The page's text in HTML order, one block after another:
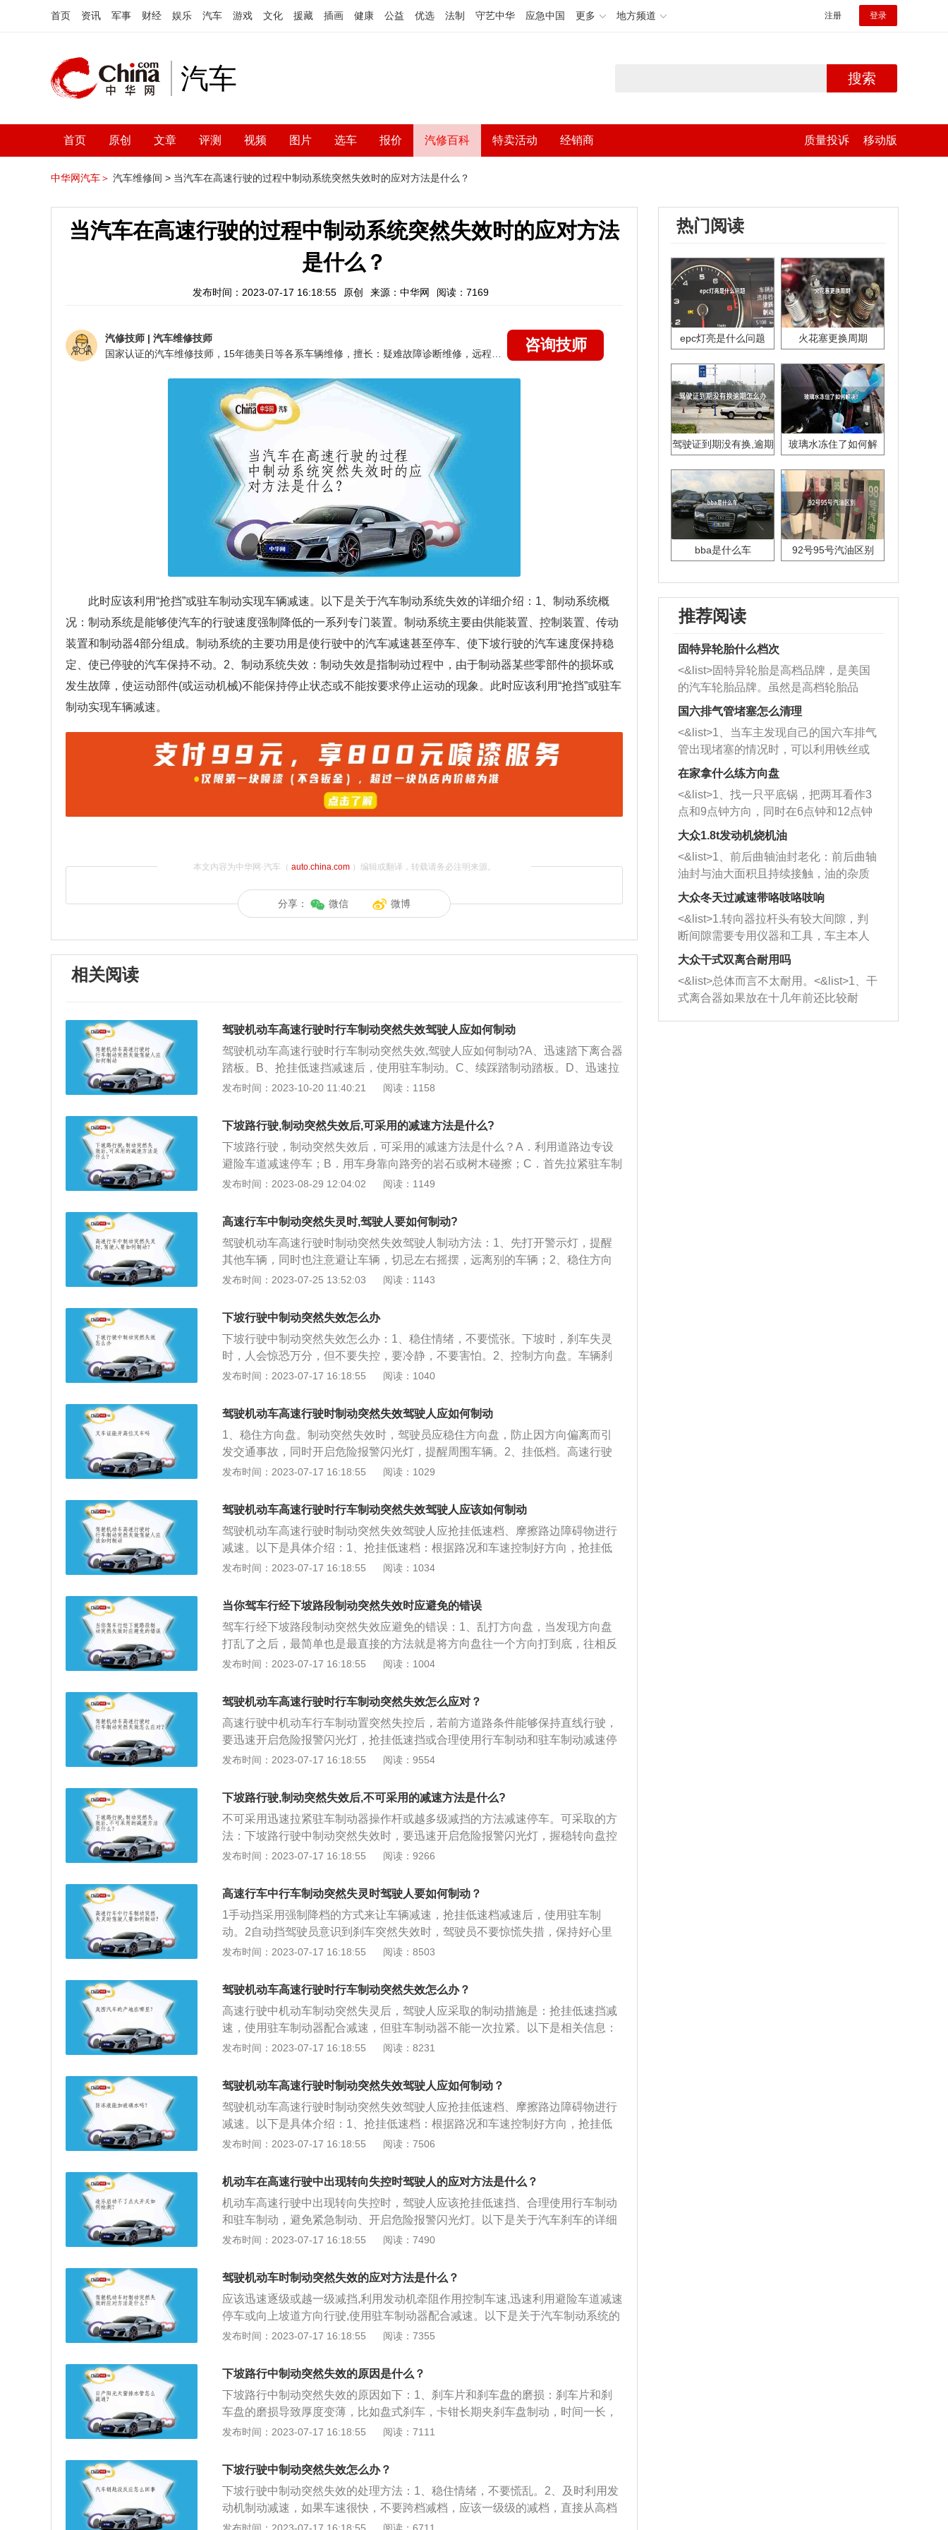
首页 资讯 军事 财经 娱乐 汽车 游戏 文化 援藏 插画 健康 公益 优选 法制 守艺中华 应急中国 更多 地方频道 注册 登录
汽车 搜索
首页 原创 文章 评测 视频 图片 选车 报价 汽修百科 特卖活动 经销商 质量投诉 移动版
中华网汽车＞ 汽车维修间 > 当汽车在高速行驶的过程中制动系统突然失效时的应对方法是什么？
当汽车在高速行驶的过程中制动系统突然失效时的应对方法
是什么？
发布时间：2023-07-17 16:18:55 原创 来源：中华网 阅读：7169
汽修技师 | 汽车维修技师
咨询技师
此时应该利用“抢挡”或驻车制动实现车辆减速。以下是关于汽车制动系统失效的详细介绍：1、制动系统概
况：制动系统是能够使汽车的行驶速度强制降低的一系列专门装置。制动系统主要由供能装置、控制装置、传动
装置和制动器4部分组成。制动系统的主要功用是使行驶中的汽车减速甚至停车、使下坡行驶的汽车速度保持稳
定、使已停驶的汽车保持不动。2、制动系统失效：制动失效是指制动过程中，由于制动器某些零部件的损坏或
发生故障，使运动部件(或运动机械)不能保持停止状态或不能按要求停止运动的现象。此时应该利用“抢挡”或驻车
制动实现车辆减速。
本文内容为中华网·汽车（ auto.china.com）编辑或翻译，转载请务必注明来源。
分享： 微信 微博
相关阅读
驾驶机动车高速行驶时行车制动突然失效驾驶人应如何制动
驾驶机动车高速行驶时行车制动突然失效,驾驶人应如何制动?A、迅速踏下离合器
踏板。B、抢挂低速挡减速后，使用驻车制动。C、续踩踏制动踏板。D、迅速拉
紧驻车制动器操纵杆。答案：B。分析：高速行驶中机动车制动突然失灵后，驾
制动器不能一次拉紧。驾驶机动车高速行驶时行车制动突然失效应该这样做：
1、握稳方向并开启危险报警闪光，使用抢挂低速挡的方式或驻车制动器来减
速。2、控制方向盘并保持直线行驶，减速靠边停车。在普通道路上如果制动失
灵，首先控制好方向并且快速地将变速器挂入一挡同时注意观察。3、如果有条
件应变道绕过前方障碍物，如果没有条件不可以强行变道，在一挡时如果发觉汽
发布时间：2023-10-20 11:40:21 阅读：1158
下坡路行驶,制动突然失效后,可采用的减速方法是什么?
下坡路行驶，制动突然失效后，可采用的减速方法是什么？A．利用道路边专设
避险车道减速停车；B．用车身靠向路旁的岩石或树木碰擦；C．首先拉紧驻车制
动；D．抢挂低速档。答案A,B,D。这四个选项中，除了选项C可能会造成车子侧
制动突然失效后,不可采用的减速方法是拉紧驻车制动。
发布时间：2023-08-29 12:04:02 阅读：1149
高速行车中制动突然失灵时,驾驶人要如何制动?
驾驶机动车高速行驶时制动突然失效驾驶人制动方法：1、先打开警示灯，提醒
其他车辆，同时也注意避让车辆，切忌左右摇摆，远离别的车辆；2、稳住方向
盘。制动突然失效时，驾驶员应稳住方向盘；3、挂低挡。高速行驶中机动车制
使用手刹。手动挡车型可以利用发动机制动配合手刹减速，在挡位挂到1挡后，
按住手刹前方的按钮，连续多次拉手刹；5、进入紧急避险车道。如果是在下坡
路段发生刹车失灵，可以把车辆驶入车道旁设置的紧急避险车道，紧急避险车道
内的沙石和起伏路面可以帮助车辆减速；6、摩擦障碍物。可以用车辆的保险
杠、车厢等钢性部位去摩擦路边的天然障碍物，比如岩石、大树或土坡，在发生
会造成后轮抱死，导致车辆侧滑或翻车。拉手刹的同时，要稳住方向盘，否则车
辆会发生漂移。
发布时间：2023-07-25 13:52:03 阅读：1143
下坡行驶中制动突然失效怎么办
下坡行驶中制动突然失效怎么办：1、稳住情绪，不要慌张。下坡时，刹车失灵
时，人会惊恐万分，但不要失控，要冷静，不要害怕。2、控制方向盘。车辆刹
车失灵时，一定要握紧方向盘，不要左右徘徊，保持车辆直线行驶，尽可能在路
灵，第一时间打开双闪警示灯，警告其他车辆自己的车辆失灵，让后面的车离你
远远的。4、强拉手刹降速。发现刹车失灵的时候，可以适当使用手刹让速度降
下来。5、强制减档降速。自动挡直接踩死刹车，有ABS功能的可以激活；手动
挡挂入低挡来降速。6、紧急避险车道。如果在高速上尽快找到紧急避险车道，
一般20-50公里会有一个。7、摩擦障碍物降速。寻找路边障碍物(如岩石或树木)
灵后，可以开上缓冲坡缓冲停车。
发布时间：2023-07-17 16:18:55 阅读：1040
驾驶机动车高速行驶时制动突然失效驾驶人应如何制动
1、稳住方向盘。制动突然失效时，驾驶员应稳住方向盘，防止因方向偏离而引
发交通事故，同时开启危险报警闪光灯，提醒周围车辆。2、挂低档。高速行驶
中机动车制动突然失效后，驾驶人应该挂低档，发动机的牵引阻力就会帮助车辆
到1档后，按住手刹前方的按钮，连续多次拉手刹。4、进入紧急避险车道。如果
是在下坡路段发生刹车失灵，可以把车辆驶入车道旁设置的紧急避险车道，紧急
避险车道内的沙石和起伏路面可以帮助车辆减速。5、摩擦障碍物。可以用车辆
的保险杠、车厢等钢性部位去摩擦路边的天然障碍物，比如岩石、大树或土坡，
在发生碰撞后，可以强行停车脱险，但是会损坏车辆。不能一次性拉紧手刹，否
车辆会发生漂移。经过较长的下坡路段，刹车片过热，就会造成刹车失灵。如果
车辆严重超载，车辆负荷较重，下坡时惯性大，也会导致刹车失灵。
发布时间：2023-07-17 16:18:55 阅读：1029
驾驶机动车高速行驶时行车制动突然失效驾驶人应该如何制动
驾驶机动车高速行驶时制动突然失效驾驶人应抢挂低速档、摩擦路边障碍物进行
减速。以下是具体介绍：1、抢挂低速档：根据路况和车速控制好方向，抢挂低
速挡。这样，发动机会有很大的牵引阻力使车速迅速降低。挂低速档减速后，使
障碍物(岩石、大树或土坡)摩擦、碰撞，达到强行停车脱险，尽可能地减少事故
损失。
发布时间：2023-07-17 16:18:55 阅读：1034
当你驾车行经下坡路段制动突然失效时应避免的错误
驾车行经下坡路段制动突然失效应避免的错误：1、乱打方向盘，当发现方向盘
打乱了之后，最简单也是最直接的方法就是将方向盘往一个方向打到底，往相反
的方向再回一圈半就能回正方向盘了；2、握不住方向盘，双手分别放在方向盘
脚跟为轴，用前脚掌果断地将离合器踏板踩到底，使离合器彻底分离。在松开离
合器踏板时，先轻踩油门将发动机转速控制在每分钟1000转左右，再将离合器踏
板快速松开一点，当感觉有轻微抖动时，脚在离合器上要停顿2到3秒钟。然后根
据发动机转速逐渐踩下油门踏板，使汽车平稳起步，然后再将离合器踏板慢慢松
开。4、采用迅速拉紧驻车制动器操作杆的方法减速停车。在不得已的情况下，
遇见刹车出现意外，要懂得反复地多踩压几回刹车。制动失灵的判断与排除：
1、连续踩下制动踏板，如踏板逐渐升高且有弹性感觉，但稍停一会后再踩踏板
时仍然很低，即为制动系统内有空气，这时应对制动系统进行排气；2、一脚制
动间隙过大。应调整踏板自由行程，而后检查制动器间隙，必要时进行制动器解
发布时间：2023-07-17 16:18:55 阅读：1004
驾驶机动车高速行驶时行车制动突然失效怎么应对？
高速行驶中机动车行车制动置突然失控后，若前方道路条件能够保持直线行驶，
要迅速开启危险报警闪光灯，抢挂低速挡或合理使用行车制动和驻车制动减速停
车，避免紧急制动。刹车方法：上坡刹车失灵：上坡时出现刹车失灵，应适时减
全一面，并打开大灯和紧急信号灯，引起前后车辆的注意。下坡刹车失灵：下坡
刹车失灵，不能利用车辆本身的机构控制车速时，驾驶员应果断地利用天然障碍
物给汽车造成阻力。如果一时找不到合适的地形、物体可以利用，紧急情况下可
将车身的一侧向山边拢，以摩擦来增加阻力，逐渐地降低车速。控制好方向：根
据路况和车速控制好方向，脱开高速挡，同时迅速轰一脚空油，将高速挡换入低
发布时间：2023-07-17 16:18:55 阅读：9554
下坡路行驶,制动突然失效后,不可采用的减速方法是什么?
不可采用迅速拉紧驻车制动器操作杆或越多级减挡的方法减速停车。可采取的方
法：下坡路行驶中制动突然失效时，要迅速开启危险报警闪光灯，握稳转向盘控
制方向，抢挂低速挡减速，使用驻车制动器配合减速，但驻车制动器不能一次拉
减速停车或向上坡道方向行驶。下坡行驶中制动突然失效时，在不得已的情况
下，可将车身靠向山坡、路旁的岩石、树木或护栏碰擦，迫使机动车减速停车。
下坡时注意事项：汽车下坡时，速度越来越快，应用制动减速的频率越来越高，
驾驶员应根据不同的情况，采取不同的制动方法，安全顺利的驶离下坡路。当汽
车接近下坡时，应松开加速踏板，并将脚放在制动踏板上准备制动。下长坡时，
发布时间：2023-07-17 16:18:55 阅读：9266
高速行车中行车制动突然失灵时驾驶人要如何制动？
1手动挡采用强制降档的方式来让车辆减速，抢挂低速档减速后，使用驻车制
动。2自动挡驾驶员意识到刹车突然失效时，驾驶员不要惊慌失措，保持好心里
状态，可以轻拉手刹制动。
发布时间：2023-07-17 16:18:55 阅读：8503
驾驶机动车高速行驶时行车制动突然失效怎么办？
高速行驶中机动车制动突然失灵后，驾驶人应采取的制动措施是：抢挂低速挡减
速，使用驻车制动器配合减速，但驻车制动器不能一次拉紧。以下是相关信息：
1、制动器：制动器就是刹车。制动器分为行车制动器（脚刹），驻车制动器
便于在前进的过程中减速停车。不单是使汽车保持不动。若行车制动失灵时才采
用驻车制动。当车停稳后，就要使用驻车制动（手刹），防止车辆前滑和后溜。
发布时间：2023-07-17 16:18:55 阅读：8231
驾驶机动车高速行驶时制动突然失效驾驶人应如何制动？
驾驶机动车高速行驶时制动突然失效驾驶人应抢挂低速档、摩擦路边障碍物进行
减速。以下是具体介绍：1、抢挂低速档：根据路况和车速控制好方向，抢挂低
速挡。这样，发动机会有很大的牵引阻力使车速迅速降低。挂低速档减速后，使
障碍物(岩石、大树或土坡)摩擦、碰撞，达到强行停车脱险，尽可能地减少事故
发布时间：2023-07-17 16:18:55 阅读：7506
机动车在高速行驶中出现转向失控时驾驶人的应对方法是什么？
机动车高速行驶中出现转向失控时，驾驶人应该抢挂低速挡、合理使用行车制动
和驻车制动，避免紧急制动、开启危险报警闪光灯。以下是关于汽车刹车的详细
介绍：1、刹车：刹车,也称为制动，是指使运行中的机车、车辆及其他运输工具
置，又名减速器。2、刹车系统：刹车系统由操控系统、液压系统和助力系统组
成。操控系统即为踏板，手刹等。液压系统由液压油、刹车泵、液压油管组成。
助力系统即为真空助力泵。电子控制系统由ABS泵、ABS传感器、ABS电脑组
成。执行系统由刹车钳、刹车片、刹车盘组成。
发布时间：2023-07-17 16:18:55 阅读：7490
驾驶机动车时制动突然失效的应对方法是什么？
应该迅速逐级或越一级减挡,利用发动机牵阻作用控制车速,迅速利用避险车道减速
停车或向上坡道方向行驶,使用驻车制动器配合减速。以下是关于汽车制动系统的
详细介绍：1、概况：汽车制动系统是指对汽车某些部分（主要是车轮）施加一
动系统作用是：使行驶中的汽车按照驾驶员的要求进行强制减速甚至停车；使已
停驶的汽车在各种道路条件下(包括在坡道上)稳定驻车；使下坡行驶的汽车速度
保持稳定。
发布时间：2023-07-17 16:18:55 阅读：7355
下坡路行中制动突然失效的原因是什么？
下坡路行中制动突然失效的原因如下：1、刹车片和刹车盘的磨损：刹车片和刹
车盘的磨损导致厚度变薄，比如盘式刹车，卡钳长期夹刹车盘制动，时间一长，
摩擦会让卡钳和刹车盘表面变得越来越薄，这就会让刹车踏板的行程变长。2、
传递这种制动力。3、轮胎的磨损：轮胎的寿命一般是6万公里，接近寿命的轮胎
胎纹就会被磨得很薄，长期摩擦的轮胎与地面的附着力也会变差，导致刹车的制
动距离变长。
发布时间：2023-07-17 16:18:55 阅读：7111
下坡行驶中制动突然失效怎么办？
下坡行驶中制动突然失效的处理方法：1、稳住情绪，不要慌乱。2、及时利用发
动机制动减速，如果车速很快，不要跨档减档，应该一级级的减档，直接从高档
减到一二档会造成车辆剧烈闯动，容易伤到人员。3、控制好方向盘，尽量在道
热门阅读
epc灯亮是什么问题 火花塞更换周期
驾驶证到期没有换,逾期
玻璃水冻住了如何解
bba是什么车 92号95号汽油区别
推荐阅读
固特异轮胎什么档次
<&list>固特异轮胎是高档品牌，是美国
的汽车轮胎品牌。虽然是高档轮胎品
牌，但是中高低端的轮胎都有生产，这
也是为了更好的开拓市场。
国六排气管堵塞怎么清理
<&list>1、当车主发现自己的国六车排气
管出现堵塞的情况时，可以利用铁丝或
者是细棍，直接将杂物给取出来，如果
堵塞情况比较严重，也可以采取应急措
施。 <&list>2、直接利用木棍将所有的
杂物推到排气管里面的位置处，然后将
三元催化器拆解开，就可以将堵塞的东
西取出来。但如果是因为积碳过多引起
的堵塞，就需要将三元催化器泡在草酸
洗剂对堵塞的情况得到解决，将清洗剂
放在燃油箱中，与燃油混合后，车辆启
动时，就可以和汽油一起进入到燃烧
室，最后形成废气排出，就可以让三元
催化器得到清洗，排气管堵塞的情况就
能够得到解决。
在家拿什么练方向盘
<&list>1、找一只平底锅，把两耳看作3
点和9点钟方向，同时在6点钟和12点钟
方向做一个标记。 <&list>2、双手握住
一圈半的练习，往右同样也要打相同的
圈数。 <&list>3、最后强调要反复练
习，这样就可以形成肌肉记忆，在真实
驾驶车辆时，不需要记忆也能打好方
向。
大众1.8t发动机烧机油
<&list>1、前后曲轴油封老化：前后曲轴
油封与油大面积且持续接触，油的杂质
和发动机内持续温度变化使其密封效果
逐渐减弱，导致渗油或漏油。<&list>2、
活塞间隙过大：积碳会使活塞环与缸体
的间隙扩大，导致机油流入燃烧室中，
造成烧机油。<&list>3、机油粘度。使用
机油粘度过小的话，同样会有烧机油现
象，机油粘度过小具有很好的流动性，
大众冬天过减速带咯吱咯吱响
<&list>1.转向器拉杆头有较大间隙，判
断间隙需要专用仪器和工具，车主本人
无法制作，需要将车辆送到修理厂或4s
店；<&list>2.车辆半轴套管防尘罩破
裂，破裂后会出现漏油现象，使半轴磨
损严重，磨损的半轴容易损坏，产生异
响；<&list>3.稳定器的转向胶套和球头
大众干式双离合耐用吗
<&list>总体而言不太耐用。<&list>1、干
式离合器如果放在十几年前还比较耐